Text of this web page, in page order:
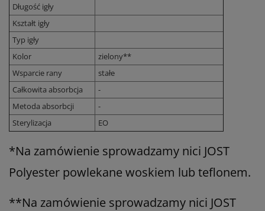
Długość igły
Kształt igły
Typ igły
Kolor
zielony**
Wsparcie rany
stałe
Całkowita absorbcja
-
Metoda absorbcji
-
Sterylizacja
EO
*Na zamówienie sprowadzamy nici JOST
Polyester powlekane woskiem lub teflonem.
**Na zamówienie sprowadzamy nici JOST